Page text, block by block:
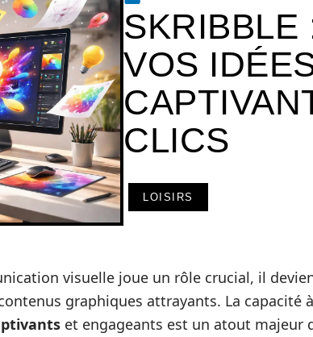
SKRIBBLE
VOS
CLICS
LOISIRS
visuelle joue un rôle crucial, il
graphiques attrayants. La capacité à
et engageants est un atout majeur